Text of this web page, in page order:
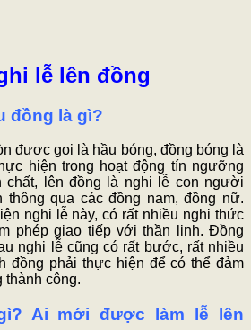
lễ lên đồng
đồng là gì?
được gọi là hầu bóng, đồng bóng là
hiện trong hoạt động tín ngưỡng
chất, lên đồng là nghi lễ con người
qua các đồng nam, đồng nữ.
nghi lễ này, có rất nhiều nghi thức
phép giao tiếp với thần linh. Đồng
nghi lễ cũng có rất bước, rất nhiều
đồng phải thực hiện để có thể đảm
thành công.
Ai mới được làm lễ lên